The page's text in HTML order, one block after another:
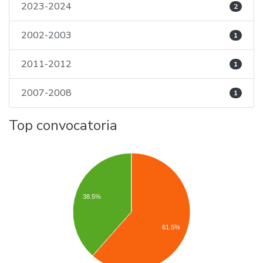
2023-2024 2
2002-2003 1
2011-2012 1
2007-2008 1
Top convocatoria
38.5%
61.5%